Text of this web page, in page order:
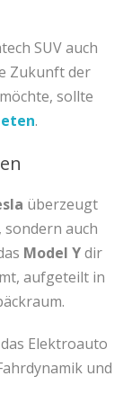
SUV auch
Zukunft der
sollte
.
überzeugt
auch
Model Ydir
aufgeteilt in
Elektroauto
und